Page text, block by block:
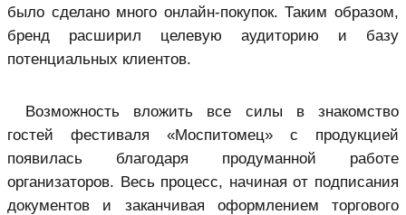
было сделано много онлайн-покупок. Таким образом,
бренд расширил целевую аудиторию и базу
потенциальных клиентов.
Возможность вложить все силы в знакомство
гостей фестиваля «Моспитомец» с продукцией
появилась благодаря продуманной работе
организаторов. Весь процесс, начиная от подписания
документов и заканчивая оформлением торгового